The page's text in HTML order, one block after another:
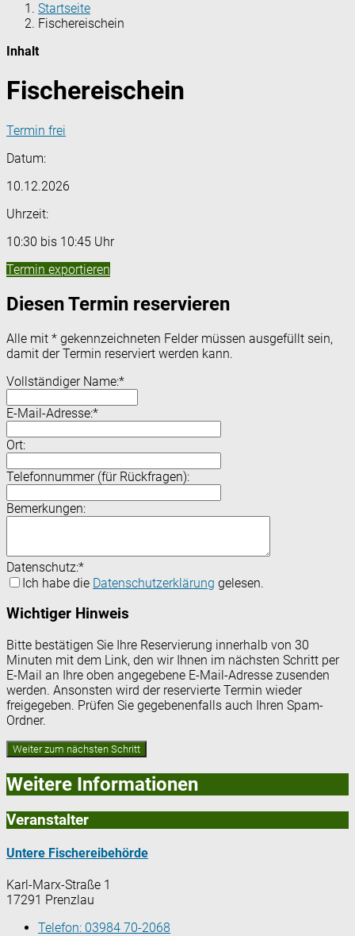
Startseite
Fischereischein
Inhalt
Fischereischein
Termin frei
Datum:
10.12.2026
Uhrzeit:
10:30 bis 10:45 Uhr
Termin exportieren
Diesen Termin reservieren
Alle mit * gekennzeichneten Felder müssen ausgefüllt sein,
damit der Termin reserviert werden kann.
Vollständiger Name:*
E-Mail-Adresse:*
Ort:
Telefonnummer (für Rückfragen):
Bemerkungen:
Datenschutz:*
Ich habe die Datenschutzerklärung gelesen.
Wichtiger Hinweis
Bitte bestätigen Sie Ihre Reservierung innerhalb von 30
Minuten mit dem Link, den wir Ihnen im nächsten Schritt per
E-Mail an Ihre oben angegebene E-Mail-Adresse zusenden
werden. Ansonsten wird der reservierte Termin wieder
freigegeben. Prüfen Sie gegebenenfalls auch Ihren Spam-
Ordner.
Weitere Informationen
Veranstalter
Untere Fischereibehörde
Karl-Marx-Straße 1
17291 Prenzlau
Telefon: 03984 70-2068